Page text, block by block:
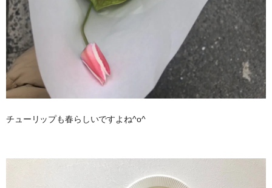
チューリップも春らしいですよね^o^